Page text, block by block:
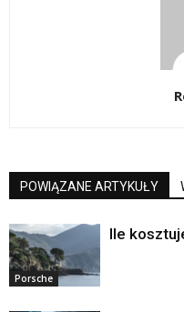
POWIĄZANE ARTYKUŁY
Porsche
Ile